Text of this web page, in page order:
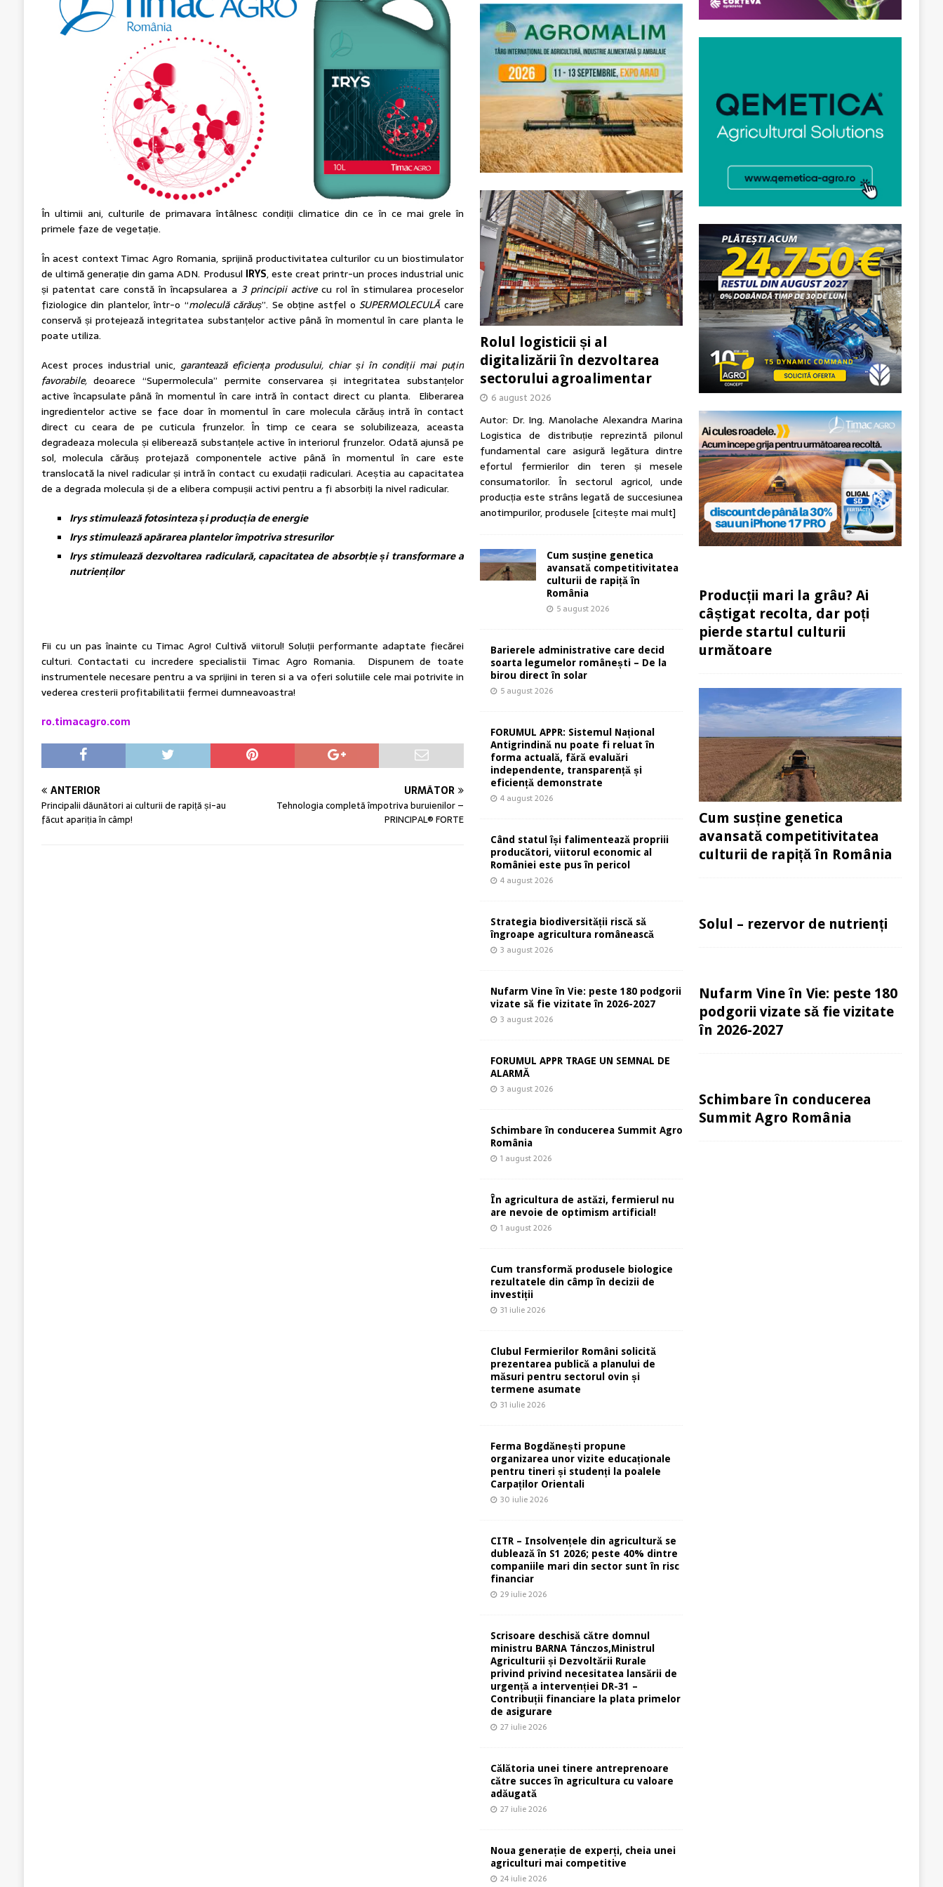
În ultimii ani, culturile de primavara întâlnesc condiții climatice din ce în ce mai grele în
primele faze de vegetație.
În acest context Timac Agro Romania, sprijină productivitatea culturilor cu un biostimulator
de ultimă generație din gama ADN. Produsul IRYS, este creat printr-un proces industrial unic
și patentat care constă în încapsularea a 3 principii active cu rol în stimularea proceselor
fiziologice din plantelor, într-o “moleculă cărăuș”. Se obține astfel oSUPERMOLECULĂcare
conservă și protejează integritatea substanțelor active până în momentul în care planta le
poate utiliza.
Acest proces industrial unic,garantează eficiențaprodusului, chiar și în condițiimai puțin
favorabile,deoarece “Supermolecula” permite conservarea și integritatea substanțelor
active încapsulate până în momentul în care intră în contact direct cu planta. Eliberarea
ingredientelor active se face doar în momentul în care molecula cărăuș intră în contact
direct cu ceara de pe cuticula frunzelor. În timp ce ceara se solubilizeaza, aceasta
degradeaza molecula și eliberează substanțele active în interiorul frunzelor. Odată ajunsă pe
sol, molecula cărăuș protejază componentele active până în momentul în care este
translocată la nivel radicular și intră în contact cu exudații radiculari. Aceștia au capacitatea
de a degrada molecula și de a elibera compușii activi pentru a fi absorbiți la nivel radicular.
Irys stimuleazăfotosinteza și producția de energie
Irys stimulează apărarea plantelor împotriva stresurilor
Irys stimulează dezvoltarea radiculară, capacitatea de absorbție și transformare a
nutrienților
Fii cu un pas înainte cu Timac Agro! Cultivă viitorul! Soluții performante adaptate fiecărei
culturi. Contactati cu incredere specialistii Timac Agro Romania. Dispunem de toate
instrumentele necesare pentru a va sprijini in teren si a va oferi solutiile cele mai potrivite in
vederea cresterii profitabilitatii fermei dumneavoastra!
ro.timacagro.com
ANTERIOR
Principalii dăunători ai culturii de rapiță și-au
făcut apariția în câmp!
URMĂTOR
Tehnologia completă împotriva buruienilor –
PRINCIPAL® FORTE
Rolul logisticii și al
digitalizării în dezvoltarea
sectorului agroalimentar
6 august 2026
Autor: Dr. Ing. Manolache Alexandra Marina
Logistica de distribuție reprezintă pilonul
fundamental care asigură legătura dintre
efortul fermierilor din teren și mesele
consumatorilor. În sectorul agricol, unde
producția este strâns legată de succesiunea
anotimpurilor, produsele [citește mai mult]
Cum susține genetica
avansată competitivitatea
culturii de rapiță în
România
5 august 2026
Barierele administrative care decid
soarta legumelor românești – De la
birou direct în solar
5 august 2026
FORUMUL APPR: Sistemul Național
Antigrindină nu poate fi reluat în
forma actuală, fără evaluări
independente, transparență și
eficiență demonstrate
4 august 2026
Când statul își falimentează propriii
producători, viitorul economic al
României este pus în pericol
4 august 2026
Strategia biodiversității riscă să
îngroape agricultura românească
3 august 2026
Nufarm Vine în Vie: peste 180 podgorii
vizate să fie vizitate în 2026-2027
3 august 2026
FORUMUL APPR TRAGE UN SEMNAL DE
ALARMĂ
3 august 2026
Schimbare în conducerea Summit Agro
România
1 august 2026
În agricultura de astăzi, fermierul nu
are nevoie de optimism artificial!
1 august 2026
Cum transformă produsele biologice
rezultatele din câmp în decizii de
investiții
31 iulie 2026
Clubul Fermierilor Români solicită
prezentarea publică a planului de
măsuri pentru sectorul ovin și
termene asumate
31 iulie 2026
Ferma Bogdănești propune
organizarea unor vizite educaționale
pentru tineri și studenți la poalele
Carpaților Orientali
30 iulie 2026
CITR – Insolvențele din agricultură se
dublează în S1 2026; peste 40% dintre
companiile mari din sector sunt în risc
financiar
29 iulie 2026
Scrisoare deschisă către domnul
ministru BARNA Tánczos,Ministrul
Agriculturii și Dezvoltării Rurale
privind privind necesitatea lansării de
urgență a intervenției DR-31 –
Contribuții financiare la plata primelor
de asigurare
27 iulie 2026
Călătoria unei tinere antreprenoare
către succes în agricultura cu valoare
adăugată
27 iulie 2026
Noua generație de experți, cheia unei
agriculturi mai competitive
24 iulie 2026
Producții mari la grâu? Ai
câștigat recolta, dar poți
pierde startul culturii
următoare
Cum susține genetica
avansată competitivitatea
culturii de rapiță în România
Solul – rezervor de nutrienți
Nufarm Vine în Vie: peste 180
podgorii vizate să fie vizitate
în 2026-2027
Schimbare în conducerea
Summit Agro România